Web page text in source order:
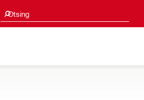
Otsing
Otsingu soovitused